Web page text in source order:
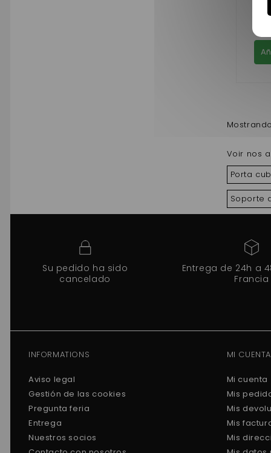
Voir nos
Porta
Soporte
Su pedido ha sido
cancelado
Entrega de 24h a
Francia
INFORMATIONS
Aviso legal
Gestión de las cookies
Pregunta feria
Entrega
Nuestros socios
MI CUENTA
Mi cuenta
Mis
Mis
Mis
Mis